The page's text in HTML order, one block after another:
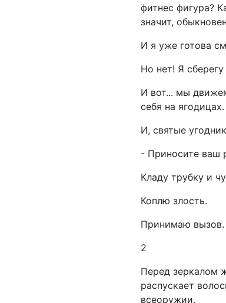
фитнес фигура?
значит,
И я уже готова
Но нет! Я
И вот... мы
себя на
И, святые
- Приносите ваш
Кладу трубку и
Коплю злость.
Принимаю вызов.
2
Перед зеркалом
распускает
всеоружии.